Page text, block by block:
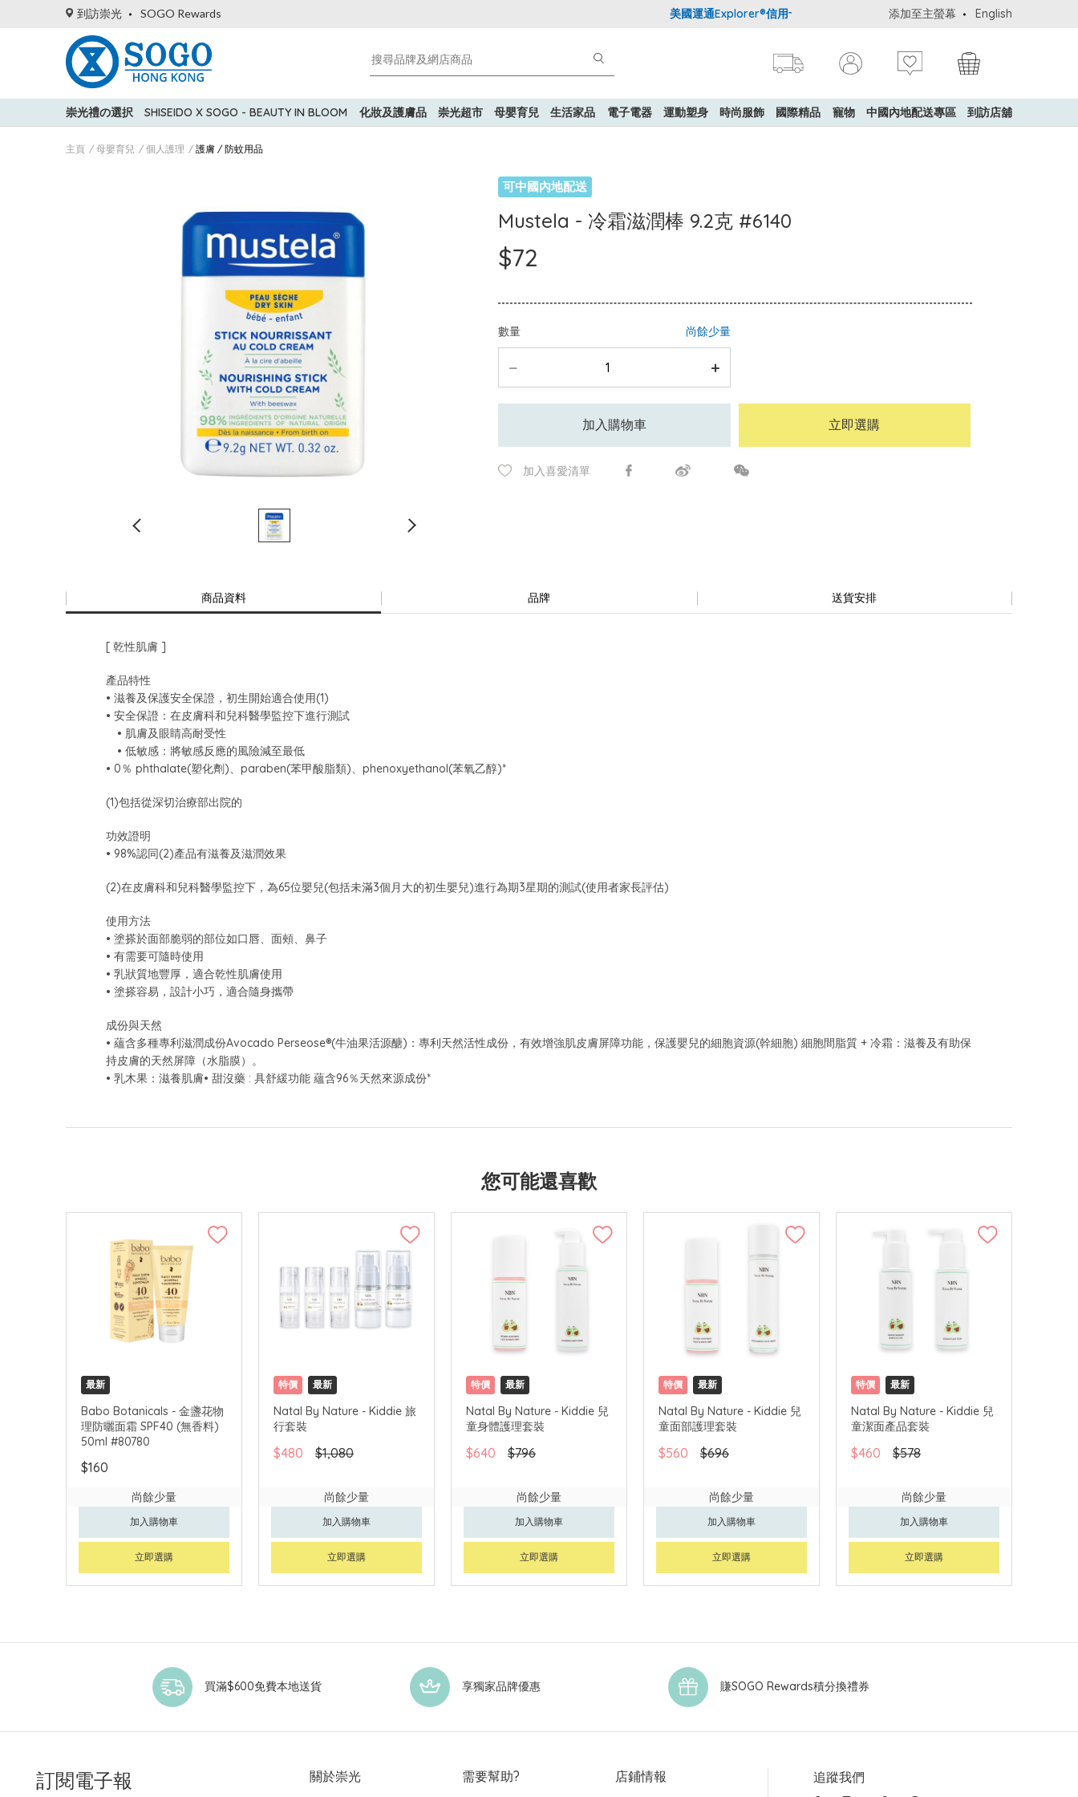
到訪崇光 SOGO Rewards 美國運通Explorer®信用卡會員購物禮遇：高達5%簽賬回贈！ 購買一般貨品(冷凍食
添加至主螢幕 English
崇光禮の選択 SHISEIDO X SOGO - BEAUTY IN BLOOM 化妝及護膚品 崇光超市 母嬰育兒 生活家品 電子電器 運動塑身 時尚服飾 國際精品 寵物 中國內地配送專區 到訪店舖
主頁 母嬰育兒 個人護理 護膚 / 防蚊用品
可中國內地配送
Mustela - 冷霜滋潤棒 9.2克 #6140
$72
數量 尚餘少量
加入購物車 立即選購
加入喜愛清單
商品資料 品牌 送貨安排
[ 乾性肌膚 ]
產品特性
• 滋養及保護安全保證，初生開始適合使用(1)
• 安全保證：在皮膚科和兒科醫學監控下進行測試
• 肌膚及眼睛高耐受性
• 低敏感：將敏感反應的風險減至最低
• 0％ phthalate(塑化劑)、paraben(苯甲酸脂類)、phenoxyethanol(苯氧乙醇)*
(1)包括從深切治療部出院的
功效證明
• 98%認同(2)產品有滋養及滋潤效果
(2)在皮膚科和兒科醫學監控下，為65位嬰兒(包括未滿3個月大的初生嬰兒)進行為期3星期的測試(使用者家長評估)
使用方法
• 塗搽於面部脆弱的部位如口唇、面頰、鼻子
• 有需要可隨時使用
• 乳狀質地豐厚，適合乾性肌膚使用
• 塗搽容易，設計小巧，適合隨身攜帶
成份與天然
• 蘊含多種專利滋潤成份Avocado Perseose®(牛油果活源醣)：專利天然活性成份，有效增強肌皮膚屏障功能，保護嬰兒的細胞資源(幹細胞) 細胞間脂質 + 冷霜：滋養及有助保
持皮膚的天然屏障（水脂膜）。
• 乳木果：滋養肌膚• 甜沒藥 : 具舒緩功能 蘊含96％天然來源成份*
您可能還喜歡
最新
Babo Botanicals - 金盞花物
理防曬面霜 SPF40 (無香料)
50ml #80780
$160
尚餘少量
加入購物車
立即選購
特價 最新
Natal By Nature - Kiddie 旅
行套裝
$480 $1,080
尚餘少量
加入購物車
立即選購
特價 最新
Natal By Nature - Kiddie 兒
童身體護理套裝
$640 $796
尚餘少量
加入購物車
立即選購
特價 最新
Natal By Nature - Kiddie 兒
童面部護理套裝
$560 $696
尚餘少量
加入購物車
立即選購
特價 最新
Natal By Nature - Kiddie 兒
童潔面產品套裝
$460 $578
尚餘少量
加入購物車
立即選購
買滿$600免費本地送貨 享獨家品牌優惠 賺SOGO Rewards積分換禮券
訂閱電子報 關於崇光 需要幫助? 店鋪情報 追蹤我們